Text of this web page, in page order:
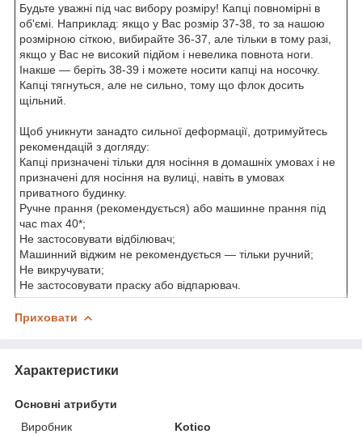
Будьте уважні під час вибору розміру! Капці повномірні в
об'ємі. Наприклад: якщо у Вас розмір 37-38, то за нашою
розмірною сіткою, вибирайте 36-37, але тільки в тому разі,
якщо у Вас не високий підйом і невелика повнота ноги.
Інакше — беріть 38-39 і можете носити капці на носочку.
Капці тягнуться, але не сильно, тому що флок досить
щільний.
Щоб уникнути занадто сильної деформації, дотримуйтесь
рекомендацій з догляду:
Капці призначені тільки для носіння в домашніх умовах і не
призначені для носіння на вулиці, навіть в умовах
приватного будинку.
Ручне прання (рекомендується) або машинне прання під
час max 40*;
Не застосовувати відбілювач;
Машинний віджим не рекомендується — тільки ручний;
Не викручувати;
Не застосовувати праску або відпарювач.
Приховати
Характеристики
Основні атрибути
Виробник
Kotico